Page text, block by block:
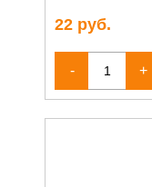
22 руб.
- +